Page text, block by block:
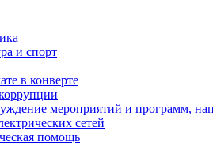
и спорт
в конверте
мероприятий и программ,
сетей
помощь